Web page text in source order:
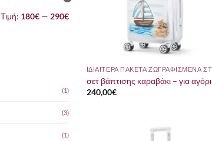
Τιμή: 180€ — 290€
(1)
(3)
(1)
σετ βάπτισης καραβάκι – για αγόρι
240,00€